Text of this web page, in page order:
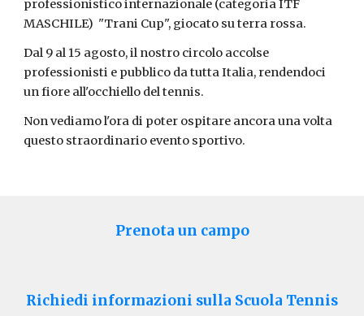
professionistico internazionale (categoria ITF
MASCHILE) "Trani Cup", giocato su terra rossa.
Dal 9 al 15 agosto, il nostro circolo accolse
professionisti e pubblico da tutta Italia, rendendoci
un fiore all'occhiello del tennis.
Non vediamo l'ora di poter ospitare ancora una volta
questo straordinario evento sportivo.
Prenota un campo
Richiedi informazioni sulla Scuola Tennis